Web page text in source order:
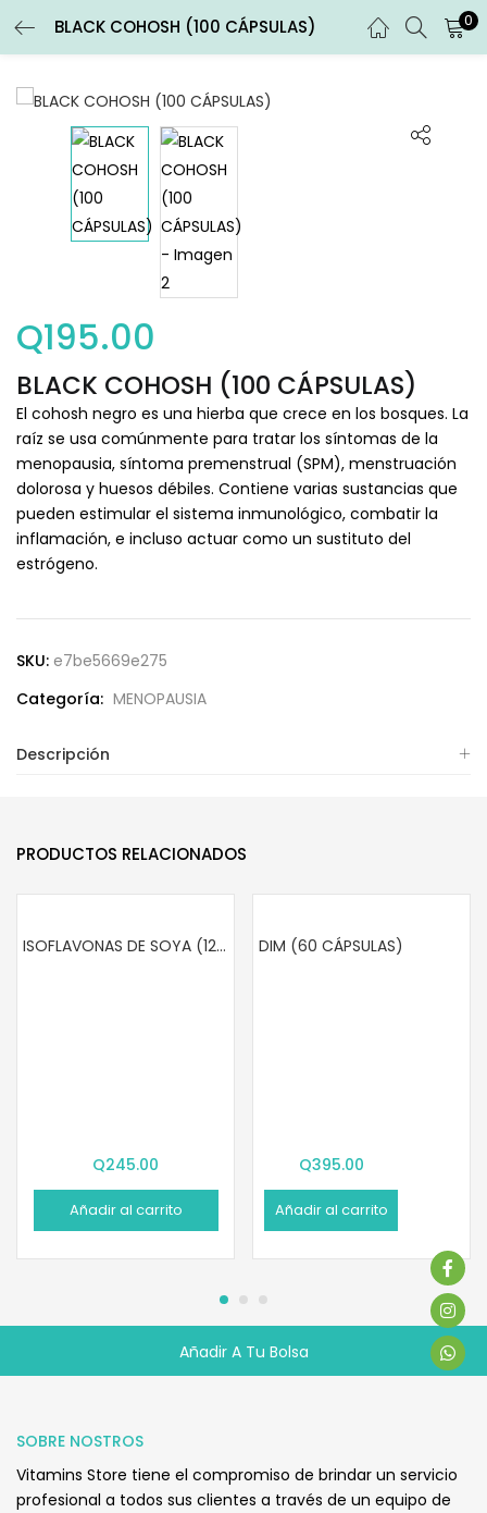
BLACK COHOSH (100 CÁPSULAS) 0
BLACK COHOSH (100 CÁPSULAS)
Q195.00
El cohosh negro es una hierba que crece en los bosques. La
raíz se usa comúnmente para tratar los síntomas de la
menopausia, síntoma premenstrual (SPM), menstruación
dolorosa y huesos débiles. Contiene varias sustancias que
pueden estimular el sistema inmunológico, combatir la
inflamación, e incluso actuar como un sustituto del
estrógeno.
Q195.00
Añadir A Tu Bolsa
SKU: e7be5669e275
Categoría: MENOPAUSIA
Descripción
PRODUCTOS RELACIONADOS
ISOFLAVONAS DE SOYA (120 CÁPSULAS)
Q245.00
Añadir al carrito
DIM (60 CÁPSULAS)
Q395.00
Añadir al carrito
SOBRE NOSTROS
Vitamins Store tiene el compromiso de brindar un servicio
profesional a todos sus clientes a través de un equipo de
ENTRAR REGISTRARSE
Introduce tu nombre de usuario y contraseña para iniciar
¿Contraseña perdida?